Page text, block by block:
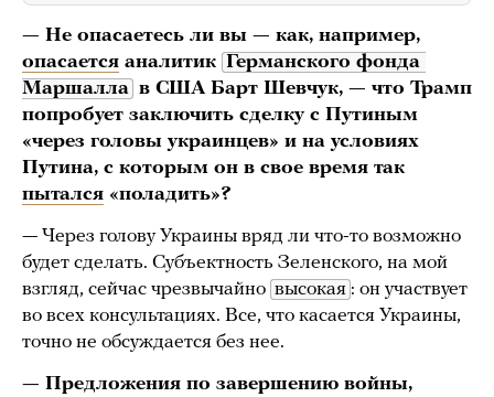
— Не опасаетесь ли вы — как, например,
опасается аналитик Германского фонда
Маршалла в США Барт Шевчук, — что Трамп
попробует заключить сделку с Путиным
«через головы украинцев» и на условиях
Путина, с которым он в свое время так
пытался «поладить»?
— Через голову Украины вряд ли что-то возможно
будет сделать. Субъектность Зеленского, на мой
взгляд, сейчас чрезвычайно высокая : он участвует
во всех консультациях. Все, что касается Украины,
точно не обсуждается без нее.
— Предложения по завершению войны,